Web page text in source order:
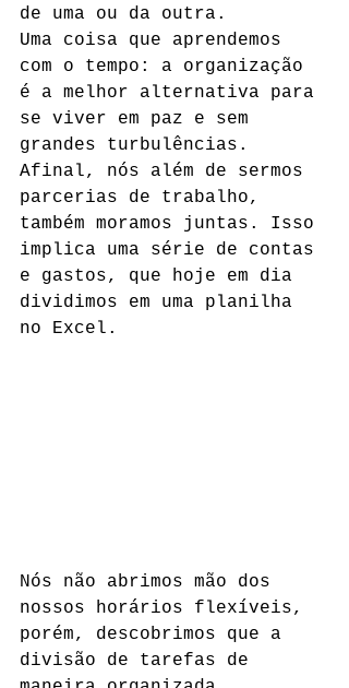
de uma ou da outra.
Uma coisa que aprendemos
com o tempo: a organização
é a melhor alternativa para
se viver em paz e sem
grandes turbulências.
Afinal, nós além de sermos
parcerias de trabalho,
também moramos juntas. Isso
implica uma série de contas
e gastos, que hoje em dia
dividimos em uma planilha
no Excel.
Nós não abrimos mão dos
nossos horários flexíveis,
porém, descobrimos que a
divisão de tarefas de